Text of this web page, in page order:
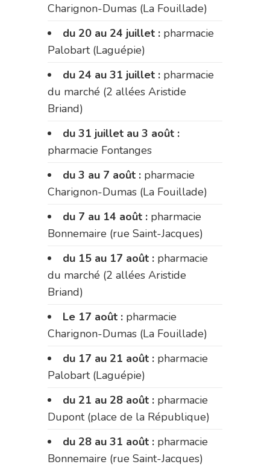
Charignon-Dumas (La Fouillade)
du 20 au 24 juillet : pharmacie
Palobart (Laguépie)
du 24 au 31 juillet : pharmacie
du marché (2 allées Aristide
Briand)
du 31 juillet au 3 août :
pharmacie Fontanges
du 3 au 7 août : pharmacie
Charignon-Dumas (La Fouillade)
du 7 au 14 août : pharmacie
Bonnemaire (rue Saint-Jacques)
du 15 au 17 août : pharmacie
du marché (2 allées Aristide
Briand)
Le 17 août : pharmacie
Charignon-Dumas (La Fouillade)
du 17 au 21 août : pharmacie
Palobart (Laguépie)
du 21 au 28 août : pharmacie
Dupont (place de la République)
du 28 au 31 août : pharmacie
Bonnemaire (rue Saint-Jacques)